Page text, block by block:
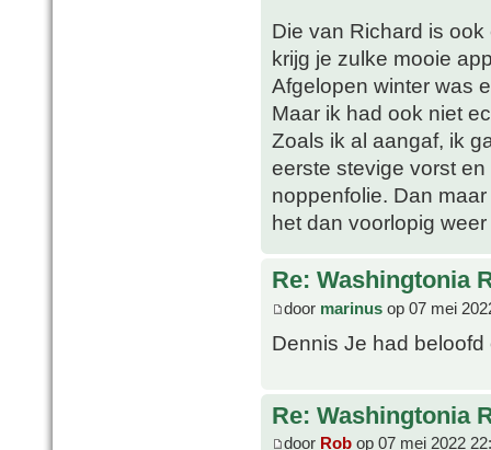
Die van Richard is
krijg je zulke mooie
Afgelopen winter was
Maar ik had ook niet
Zoals ik al aangaf, ik
eerste stevige vorst
noppenfolie. Dan
het dan voorlopig
Re: Washingtonia
door marinus op 07 mei
Dennis Je had
Re: Washingtonia
door Rob op 07 mei 2022